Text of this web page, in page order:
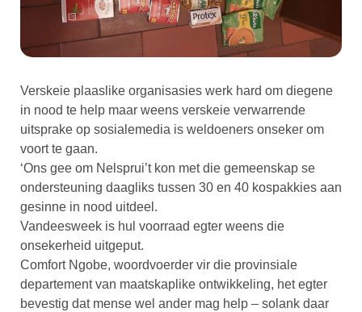
Verskeie plaaslike organisasies werk hard om diegene
in nood te help maar weens verskeie verwarrende
uitsprake op sosialemedia is weldoeners onseker om
voort te gaan.
‘Ons gee om Nelsprui’t kon met die gemeenskap se
ondersteuning daagliks tussen 30 en 40 kospakkies aan
gesinne in nood uitdeel.
Vandeesweek is hul voorraad egter weens die
onsekerheid uitgeput.
Comfort Ngobe, woordvoerder vir die provinsiale
departement van maatskaplike ontwikkeling, het egter
bevestig dat mense wel ander mag help – solank daar